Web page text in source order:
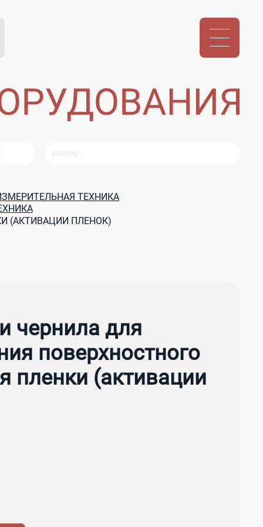
ТЕХНИКА
(АКТИВАЦИИ ПЛЕНОК)
чернила для
поверхностного
пленки (активации